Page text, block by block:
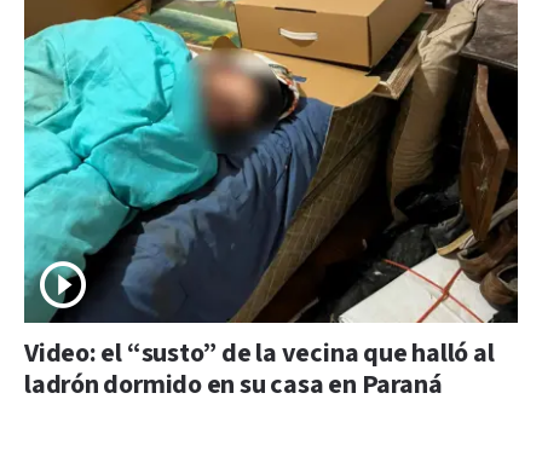
Video: el “susto” de la vecina que halló al
ladrón dormido en su casa en Paraná